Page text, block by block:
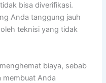
bisa diverifikasi.
Anda tanggung jauh
teknisi yang tidak
biaya, sebab
membuat Anda